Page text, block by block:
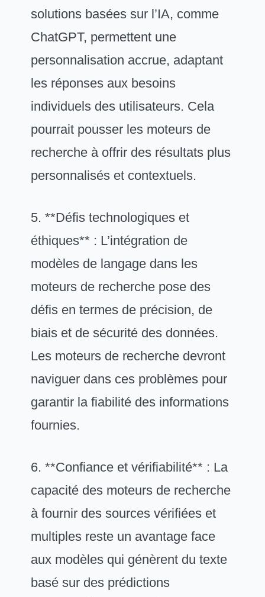
solutions basées sur l’IA, comme
ChatGPT, permettent une
personnalisation accrue, adaptant
les réponses aux besoins
individuels des utilisateurs. Cela
pourrait pousser les moteurs de
recherche à offrir des résultats plus
personnalisés et contextuels.
5. **Défis technologiques et
éthiques** : L’intégration de
modèles de langage dans les
moteurs de recherche pose des
défis en termes de précision, de
biais et de sécurité des données.
Les moteurs de recherche devront
naviguer dans ces problèmes pour
garantir la fiabilité des informations
fournies.
6. **Confiance et vérifiabilité** : La
capacité des moteurs de recherche
à fournir des sources vérifiées et
multiples reste un avantage face
aux modèles qui génèrent du texte
basé sur des prédictions